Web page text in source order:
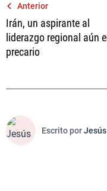
Navegación
de
entradas
Anterior
Irán, un aspirante al
liderazgo regional aún
precario
Escrito por